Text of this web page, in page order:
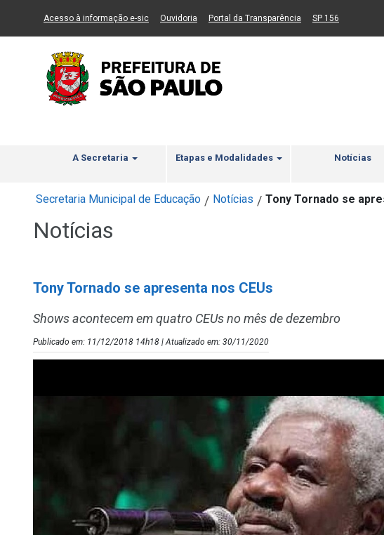
Ir ao Conteúdo Ir para menu principal 2 Ir para busca Ir para rodapé
Acesso à informação e-sic(Link para um novo sítio)
Ouvidoria (Link para um novo sítio)
Portal da Transparência (Link para um novo
SP 156
A Secretaria Etapas e Modalidades Notícias
Secretaria Municipal de Educação / Notícias / Tony Tornado se
Notícias
Tony Tornado se apresenta nos CEUs
Shows acontecem em quatro CEUs no mês de dezembro
Publicado em: 11/12/2018 14h18 | Atualizado em: 30/11/2020